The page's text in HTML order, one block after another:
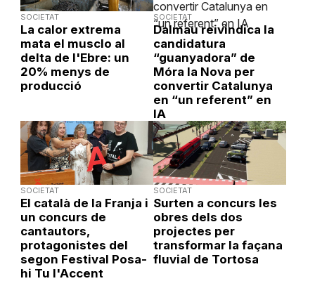
SOCIETAT
La calor extrema
mata el musclo al
delta de l'Ebre: un
20% menys de
producció
SOCIETAT
Dalmau reivindica la
candidatura
“guanyadora” de
Móra la Nova per
convertir Catalunya
en “un referent” en
IA
SOCIETAT
El català de la Franja i
un concurs de
cantautors,
protagonistes del
segon Festival Posa-
hi Tu l'Accent
SOCIETAT
Surten a concurs les
obres dels dos
projectes per
transformar la façana
fluvial de Tortosa